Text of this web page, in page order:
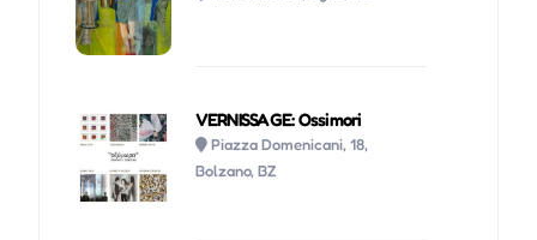
VERNISSAGE: Ossimori
Piazza Domenicani, 18,
Bolzano, BZ